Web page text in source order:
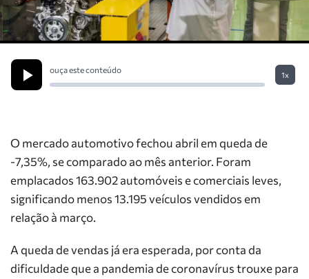
ouça este conteúdo
1x
O mercado automotivo fechou abril em queda de
-7,35%, se comparado ao mês anterior. Foram
emplacados 163.902 automóveis e comerciais leves,
significando menos 13.195 veículos vendidos em
relação à março.
A queda de vendas já era esperada, por conta da
dificuldade que a pandemia de coronavírus trouxe para